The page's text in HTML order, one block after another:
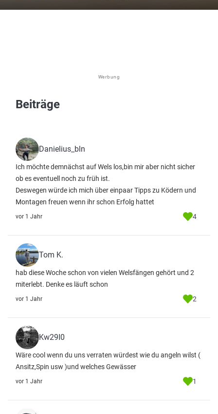
Werbung
Beiträge
Danielius_bln
Ich möchte demnächst auf Wels los,bin mir aber nicht sicher
ob es eventuell noch zu früh ist.
Deswegen würde ich mich über einpaar Tipps zu Ködern und
Montagen freuen wenn ihr schon Erfolg hattet
vor 1 Jahr 4
Tom K.
hab diese Woche schon von vielen Welsfängen gehört und 2
miterlebt. Denke es läuft schon
vor 1 Jahr 2
Kw29I0
Wäre cool wenn du uns verraten würdest wie du angeln wilst (
Ansitz,Spin usw )und welches Gewässer
vor 1 Jahr 1